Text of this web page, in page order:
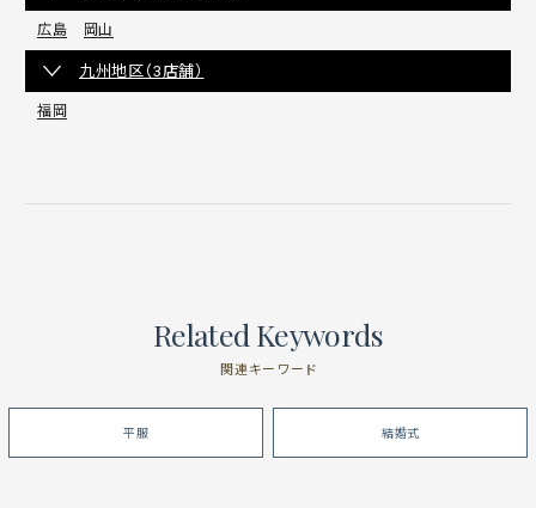
広島 岡山
九州地区（3店舗）
福岡
Related Keywords
関連キーワード
平服 結婚式